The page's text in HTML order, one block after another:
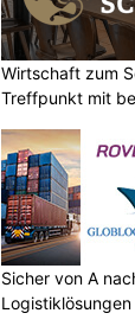
Wirtschaft zum
Treffpunkt mit
Sicher von A